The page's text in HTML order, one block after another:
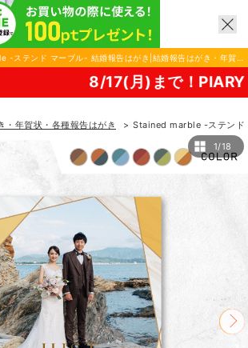
-ステンド マーブル- 結婚報告はがき|結婚報告はがき・年賀
きならPIARY（ピアリー）
8/17(月)まで！PIARY 夏祭り
・年賀状・各種報告はがき
Stained marble -ステンド
1/18